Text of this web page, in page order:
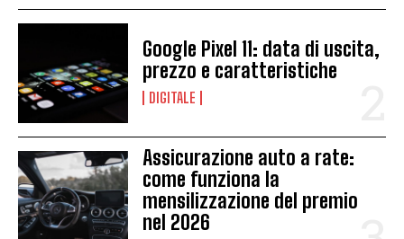
Google Pixel 11: data di uscita,
prezzo e caratteristiche
DIGITALE
Assicurazione auto a rate:
come funziona la
mensilizzazione del premio
nel 2026